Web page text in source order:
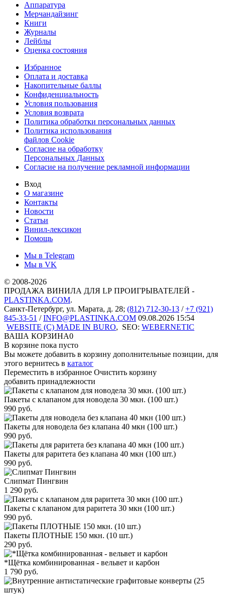
Аппаратура
Мерчандайзинг
Книги
Журналы
Лейблы
Оценка состояния
Избранное
Оплата и доставка
Накопительные баллы
Конфиденциальность
Условия пользования
Условия возврата
Политика обработки персональных данных
Политика использования
файлов Cookie
Согласие на обработку
Персональных Данных
Согласие на получение рекламной информации
Вход
О магазине
Контакты
Новости
Статьи
Винил-лексикон
Помощь
Мы в Telegram
Мы в VK
© 2008-2026
ПРОДАЖА ВИНИЛА ДЛЯ LP ПРОИГРЫВАТЕЛЕЙ -
PLASTINKA.COM.
Санкт-Петербург, ул. Марата, д. 28; (812) 712-30-13 /+7 (921)
845-33-51 /INFO@PLASTINKA.COM 09.08.2026 15:54
WEBSITE (C) MADE IN BURO, SEO: WEBERNETIC
ВАША КОРЗИНА0
В корзине пока пусто
Вы можете добавить в корзину дополнительные позиции, для
этого вернитесь в каталог
Переместить в избранное Очистить корзину
добавить принадлежности
Пакеты с клапаном для новодела 30 мкн. (100 шт.)
990 руб.
Пакеты для новодела без клапана 40 мкн (100 шт.)
990 руб.
Пакеты для раритета без клапана 40 мкн (100 шт.)
990 руб.
Слипмат Пингвин
1 290 руб.
Пакеты с клапаном для раритета 30 мкн (100 шт.)
990 руб.
Пакеты ПЛОТНЫЕ 150 мкн. (10 шт.)
290 руб.
*Щётка комбинированная - вельвет и карбон
1 790 руб.